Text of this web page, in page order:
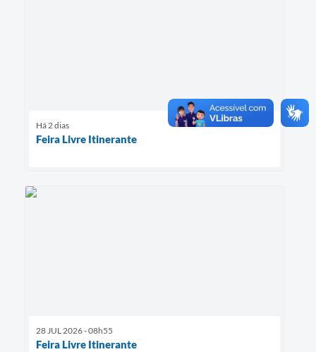
Há 2 dias
Feira Livre Itinerante
28 JUL 2026 - 08h55
Feira Livre Itinerante